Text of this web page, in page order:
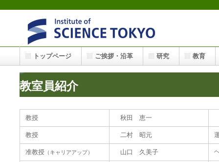
教室員紹介
教授 秋田 恵一
教授 二村 昭元
准教授 （キャリアアップ） 山口 久美子
トップページ ご挨拶・沿革 研究 教育